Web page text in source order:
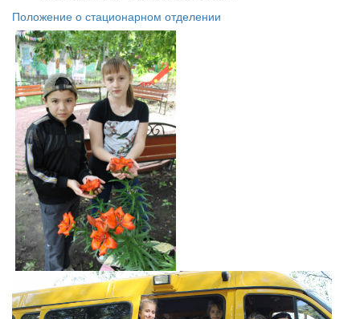
Положение о стационарном отделении